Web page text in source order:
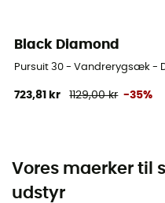
Black Diamond
Pursuit 30 - Vandrerygsæk -
723,81 kr 1129,00 kr -35%
Vores maerker til
udstyr